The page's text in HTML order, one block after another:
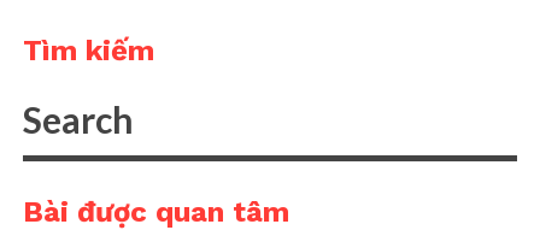
Tìm kiếm
Bài được quan tâm